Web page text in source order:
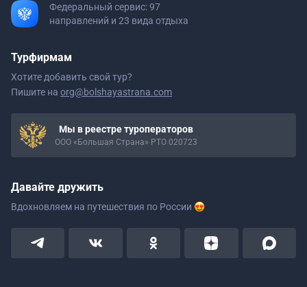
Федеральный сервис: 97
направлений и 23 вида отдыха
Турфирмам
Хотите добавить свой тур?
Пишите на org@bolshayastrana.com
Мы в реестре туроператоров
ООО «Большая Страна» РТО 020723
Давайте дружить
Вдохновляем на путешествия по России